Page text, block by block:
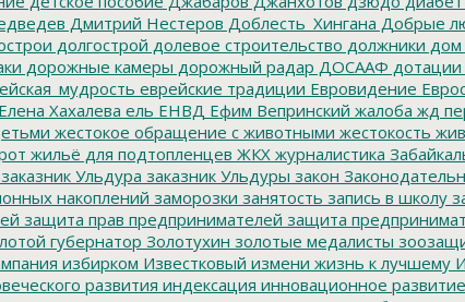
Дмитрий Нестеров Доблесть_Хингана Добрые
долгострой долевое строительство должники
дорожные камеры дорожный радар ДОСААФ дотации
еврейские традиции Евровидение
Елена Хахалева ель ЕНВД Ефим Вепринский жалоба жд
жестокое обращение с животными жестокость
жильё для подтопленцев ЖКХ журналистика
заказник Ульдура заказник Ульдуры закон
накоплений заморозки занятость запись в школу
защита прав предпринимателей защита
губернатор Золотухин золотые медалисты
избирком Известковый измени жизнь к лучшему
развития индексация инновационное развитие